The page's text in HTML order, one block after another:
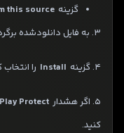
گزینه this source
3. به فایل دانلودشده برگردید و روی آن بزنید.
4. گزینه Install را انتخاب
5. اگر هشدار Play Protect
کنید.